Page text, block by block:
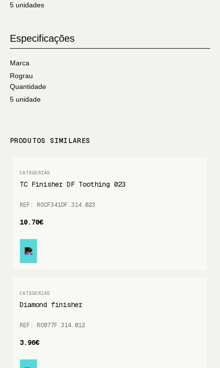
5 unidades
Especificações
Marca
Rograu
Quantidade
5 unidade
PRODUTOS SIMILARES
TC Finisher DF Toothing 023
REF: ROCF341DF.314.023
10.70€
Diamond finisher
REF: RO877F.314.012
3.96€